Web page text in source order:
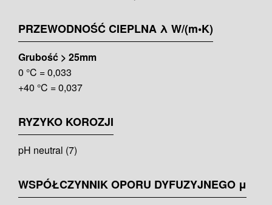
PRZEWODNOŚĆ CIEPLNA λ W/(m•K)
Grubość > 25mm
0 °C = 0,033
+40 °C = 0,037
RYZYKO KOROZJI
pH neutral (7)
WSPÓŁCZYNNIK OPORU DYFUZYJNEGO μ